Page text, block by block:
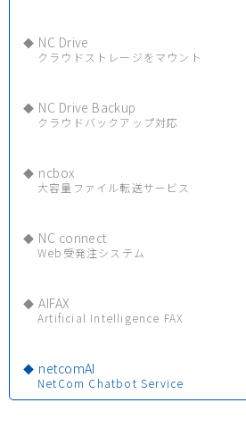
NC Drive
クラウドストレージをマウント
NC Drive Backup
クラウドバックアップ対応
ncbox
大容量ファイル転送サービス
NC connect
Web受発注システム
AIFAX
Artificial Intelligence FAX
netcomAI
NetCom Chatbot Service